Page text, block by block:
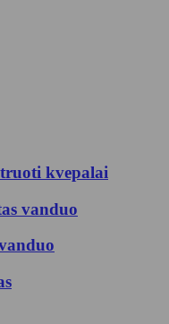
kvepalai
vanduo